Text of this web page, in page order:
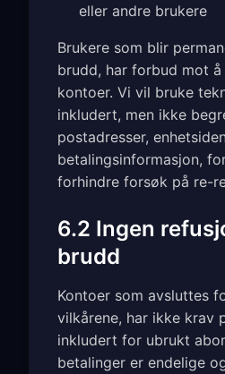
eller andre brukere
Brukere som blir
brudd, har forbud mot
kontoer. Vi vil bruke
inkludert, men ikke
postadresser,
betalingsinformasjon,
forhindre forsøk på re-
6.2 Ingen
brudd
Kontoer som avsluttes
vilkårene, har ikke krav
inkludert for ubrukt
betalinger er endelige